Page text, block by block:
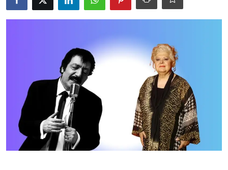
MÜZİK
TATİL
RÜYA TABİRİ
ÖNEMLİ GÜNLER